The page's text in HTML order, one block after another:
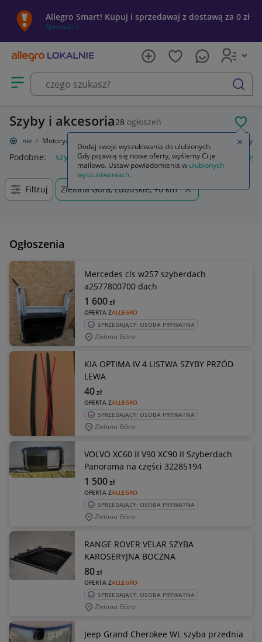
Allegro Smart! Kupuj i sprzedawaj z dostawą za 0 zł
Sprawdź »
Otwórz menu z kategoriami
szukaj
Szyby i akcesoria28 ogłoszeń
Lokalnie Motoryzacja Szyby
Podobne: szyby uszczelka szyby przedniej deflektor szyby
Filtruj Zielona Góra, Lubuskie, +0 km
Ogłoszenia
Mercedes cls w257 szyberdach
a2577800700 dach
OFERTA ZALLEGRO
1 600zł
SPRZEDAJĄCY: OSOBA PRYWATNA
Zielona Góra
KIA OPTIMA IV 4 LISTWA SZYBY PRZÓD
LEWA
OFERTA ZALLEGRO
40zł
SPRZEDAJĄCY: OSOBA PRYWATNA
Zielona Góra
VOLVO XC60 II V90 XC90 II Szyberdach
Panorama na części 32285194
OFERTA ZALLEGRO
1 500zł
SPRZEDAJĄCY: OSOBA PRYWATNA
Zielona Góra
RANGE ROVER VELAR SZYBA
KAROSERYJNA BOCZNA
OFERTA ZALLEGRO
80zł
SPRZEDAJĄCY: OSOBA PRYWATNA
Zielona Góra
Jeep Grand Cherokee WL szyba przednia
Dodaj swoje wyszukiwania do ulubionych.
Gdy pojawią się nowe oferty, wyślemy Ci je
mailowo. Ustaw powiadomienia w ulubionych
wyszukiwaniach.